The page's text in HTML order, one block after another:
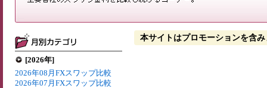
[2026年]
2026年08月FXスワップ比較
2026年07月FXスワップ比較
本サイトはプロモーションを含み